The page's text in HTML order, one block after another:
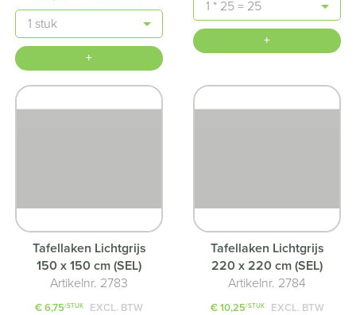
Aantal
+
+
Tafellaken Lichtgrijs
150 x 150 cm (SEL)
Artikelnr. 2783
€ 6,75/STUK EXCL. BTW
Tafellaken Lichtgrijs
220 x 220 cm (SEL)
Artikelnr. 2784
€ 10,25/STUK EXCL. BTW